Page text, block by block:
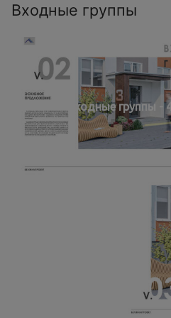
Входные группы
Входные группы - 4